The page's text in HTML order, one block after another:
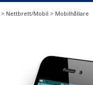
> Nettbrett/Mobil > Mobilhållare